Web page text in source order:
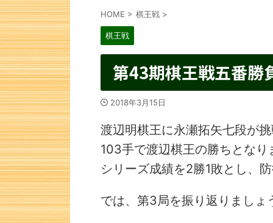
HOME > 棋王戦 >
棋王戦
第43期棋王戦五番勝
2018年3月15日
渡辺明棋王に永瀬拓矢七段が
103手で渡辺棋王の勝ちとなり
シリーズ成績を2勝1敗とし、
では、第3局を振り返りましょ